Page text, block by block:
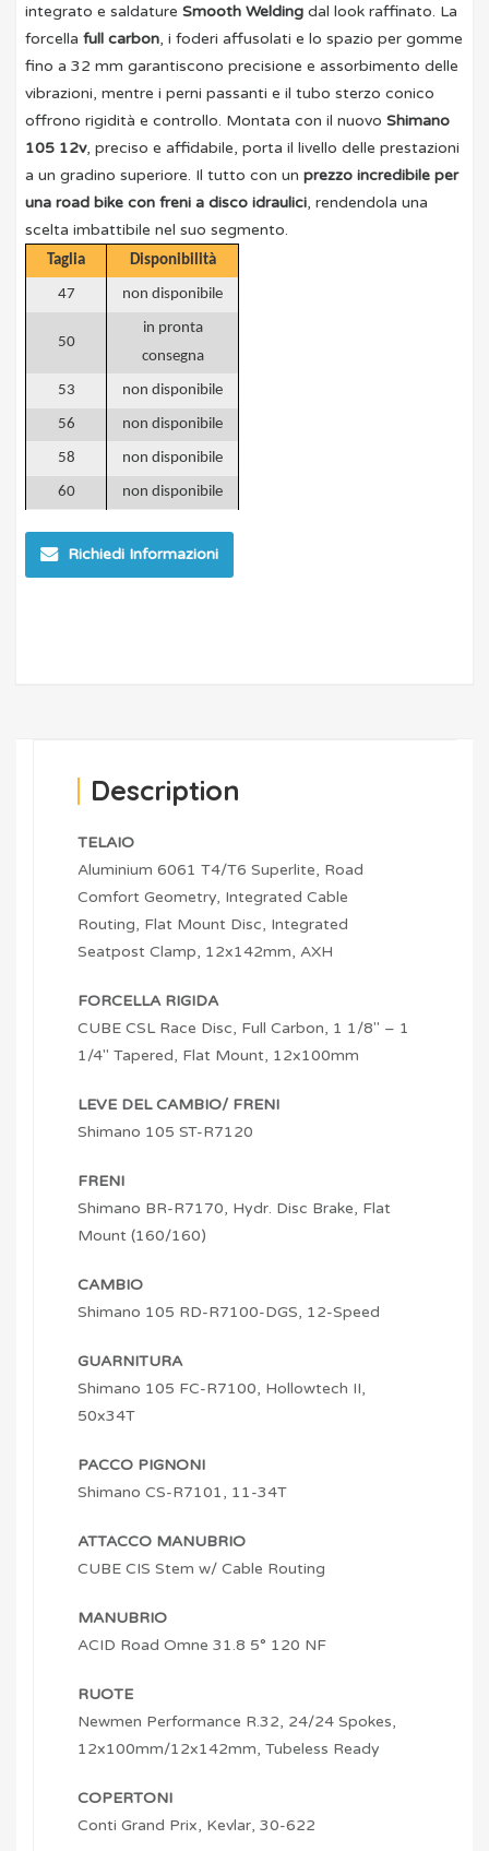
integrato e saldatureSmooth Welding dal look raffinato. La
forcellafull carbon, i foderi affusolati e lo spazio per gomme
fino a 32 mm garantiscono precisione e assorbimento delle
vibrazioni, mentre i perni passanti e il tubo sterzo conico
offrono rigidità e controllo. Montata con il nuovoShimano
105 12v, preciso e affidabile, porta il livello delle prestazioni
a un gradino superiore. Il tutto con unprezzo incredibile per
una road bike con freni a disco idraulici, rendendola una
scelta imbattibile nel suo segmento.
Taglia Disponibilità
47 non disponibile
50
in pronta
consegna
53 non disponibile
56 non disponibile
58 non disponibile
60 non disponibile
Richiedi Informazioni
Description
TELAIO
Aluminium 6061 T4/T6 Superlite, Road
Comfort Geometry, Integrated Cable
Routing, Flat Mount Disc, Integrated
Seatpost Clamp, 12x142mm, AXH
FORCELLA RIGIDA
CUBE CSL Race Disc, Full Carbon, 1 1/8″ – 1
1/4″ Tapered, Flat Mount, 12x100mm
LEVE DEL CAMBIO/ FRENI
Shimano 105 ST-R7120
FRENI
Shimano BR-R7170, Hydr. Disc Brake, Flat
Mount (160/160)
CAMBIO
Shimano 105 RD-R7100-DGS, 12-Speed
GUARNITURA
Shimano 105 FC-R7100, Hollowtech II,
50x34T
PACCO PIGNONI
Shimano CS-R7101, 11-34T
ATTACCO MANUBRIO
CUBE CIS Stem w/ Cable Routing
MANUBRIO
ACID Road Omne 31.8 5° 120 NF
RUOTE
Newmen Performance R.32, 24/24 Spokes,
12x100mm/12x142mm, Tubeless Ready
COPERTONI
Conti Grand Prix, Kevlar, 30-622